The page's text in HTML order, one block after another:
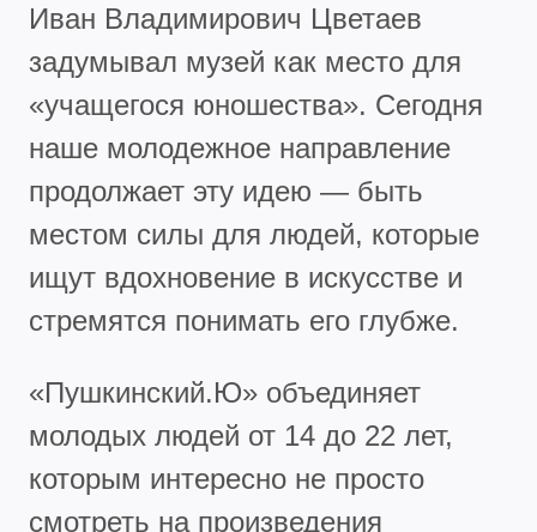
Иван Владимирович Цветаев
задумывал музей как место для
«учащегося юношества». Сегодня
наше молодежное направление
продолжает эту идею — быть
местом силы для людей, которые
ищут вдохновение в искусстве и
стремятся понимать его глубже.
«Пушкинский.Ю» объединяет
молодых людей от 14 до 22 лет,
которым интересно не просто
смотреть на произведения